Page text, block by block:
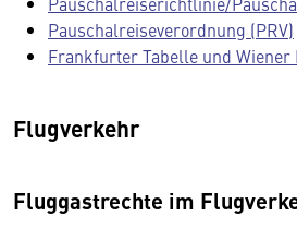
Pauschalreiseverordnung (PRV)
Frankfurter Tabelle und Wiener
Flugverkehr
Fluggastrechte im